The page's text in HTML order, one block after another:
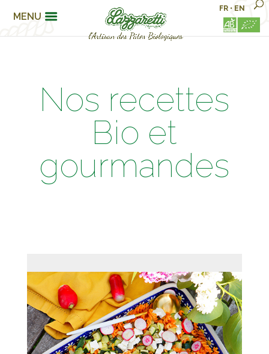
MENU
FR • EN
Nos recettes
Bio et
gourmandes